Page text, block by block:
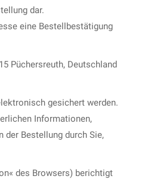
dar.
eine Bestellbestätigung
Püchersreuth, Deutschland
gesichert werden.
Informationen,
der Bestellung durch Sie,
des Browsers) berichtigt